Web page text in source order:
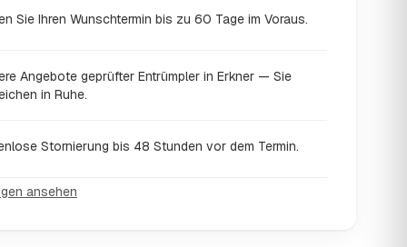
Sie Ihren Wunschtermin bis zu 60 Tage im Voraus.
Angebote geprüfter Entrümpler in Erkner — Sie
in Ruhe.
Stornierung bis 48 Stunden vor dem Termin.
ansehen